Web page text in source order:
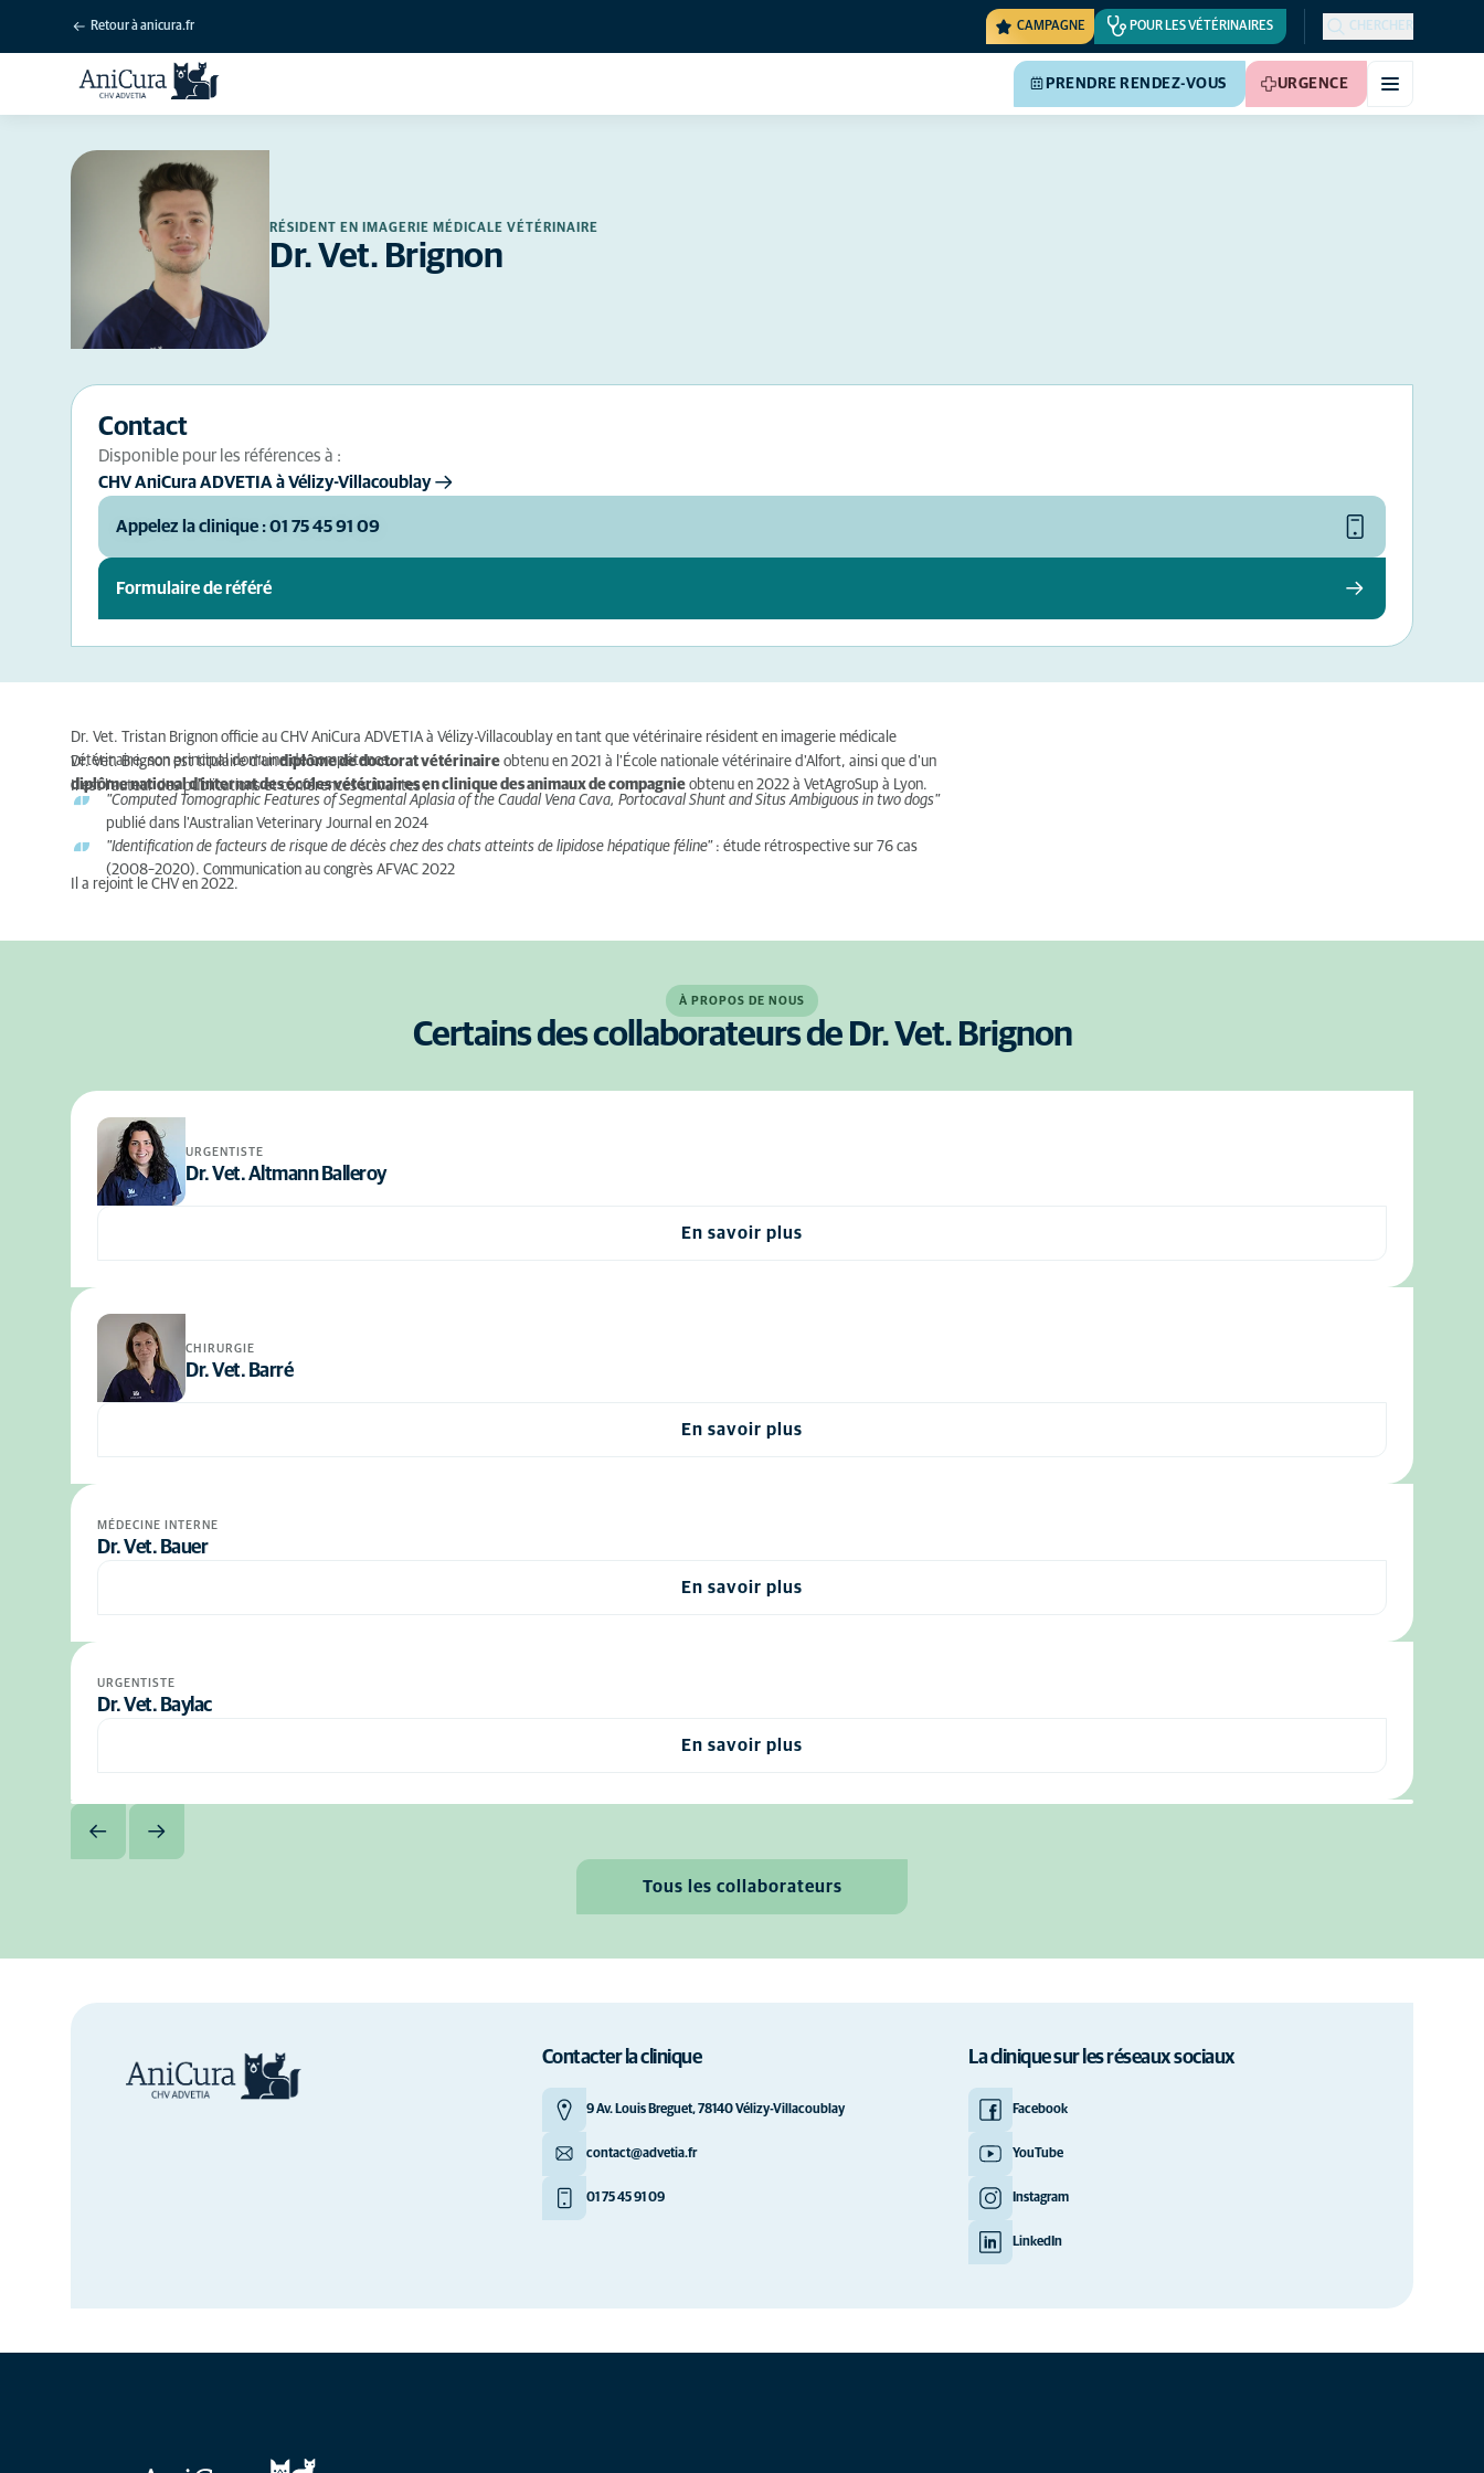
Retour à anicura.fr CAMPAGNE POUR LES VÉTÉRINAIRES CHERCHER
PRENDRE RENDEZ-VOUS URGENCE
RÉSIDENT EN IMAGERIE MÉDICALE VÉTÉRINAIRE
Dr. Vet. Brignon
Contact
Disponible pour les références à :
CHV AniCura ADVETIA à Vélizy-Villacoublay
Appelez la clinique : 01 75 45 91 09
Formulaire de référé
Dr. Vet. Tristan Brignon officie au CHV AniCura ADVETIA à Vélizy-Villacoublay en tant que vétérinaire résident en imagerie médicale
vétérinaire, son principal domaine de compétence.
Dr. Vet.Brignon est titulaire d'undiplôme de doctorat vétérinaire obtenu en 2021 à l'École nationale vétérinaire d'Alfort, ainsi que d'un
diplôme national d'internat des écoles vétérinaires en clinique des animaux de compagnie obtenu en 2022 à VetAgroSup à Lyon.
Il est l'auteur des publications et conférences suivantes :
"Computed Tomographic Features of Segmental Aplasia of the Caudal Vena Cava, Portocaval Shunt and Situs Ambiguous in two dogs"
publié dans l'Australian Veterinary Journal en 2024
"Identification de facteurs de risque de décès chez des chats atteints de lipidose hépatique féline" : étude rétrospective sur 76 cas
(2008–2020). Communication au congrès AFVAC 2022
Il a rejoint le CHV en 2022.
À PROPOS DE NOUS
Certains des collaborateurs de Dr. Vet. Brignon
URGENTISTE
Dr. Vet. Altmann Balleroy
En savoir plus
CHIRURGIE
Dr. Vet. Barré
En savoir plus
MÉDECINE INTERNE
Dr. Vet. Bauer
En savoir plus
URGENTISTE
Dr. Vet. Baylac
En savoir plus
Tous les collaborateurs
Contacter la clinique
9 Av. Louis Breguet, 78140 Vélizy-Villacoublay
contact@advetia.fr
01 75 45 91 09
La clinique sur les réseaux sociaux
Facebook
YouTube
Instagram
LinkedIn